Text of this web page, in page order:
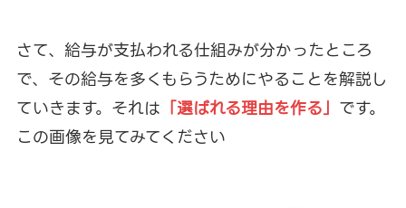
さて、給与が支払われる仕組みが分かったところ
で、その給与を多くもらうためにやることを解説し
ていきます。それは 「選ばれる理由を作る」 です。
この画像を見てみてください